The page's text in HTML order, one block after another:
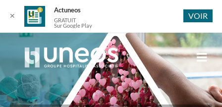
✕
Actuneos
GRATUIT
Sur Google Play
VOIR